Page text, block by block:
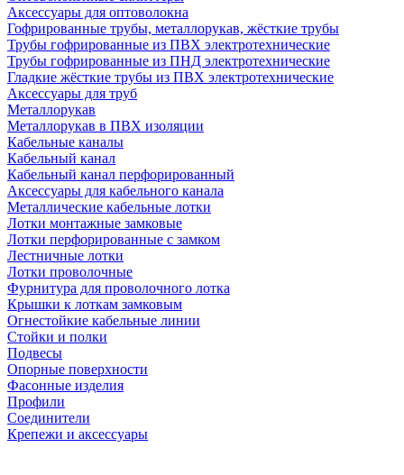
Аксессуары для оптоволокна
Гофрированные трубы, металлорукав, жёсткие трубы
Трубы гофрированные из ПВХ электротехнические
Трубы гофрированные из ПНД электротехнические
Гладкие жёсткие трубы из ПВХ электротехнические
Аксессуары для труб
Металлорукав
Металлорукав в ПВХ изоляции
Кабельные каналы
Кабельный канал
Кабельный канал перфорированный
Аксессуары для кабельного канала
Металлические кабельные лотки
Лотки монтажные замковые
Лотки перфорированные с замком
Лестничные лотки
Лотки проволочные
Фурнитура для проволочного лотка
Крышки к лоткам замковым
Огнестойкие кабельные линии
Стойки и полки
Подвесы
Опорные поверхности
Фасонные изделия
Профили
Соединители
Крепежи и аксессуары